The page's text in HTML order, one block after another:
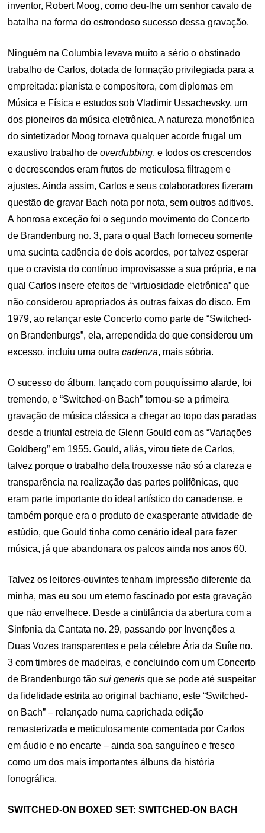
inventor, Robert Moog, como deu-lhe um senhor cavalo de
batalha na forma do estrondoso sucesso dessa gravação.
Ninguém na Columbia levava muito a sério o obstinado
trabalho de Carlos, dotada de formação privilegiada para a
empreitada: pianista e compositora, com diplomas em
Música e Física e estudos sob Vladimir Ussachevsky, um
dos pioneiros da música eletrônica. A natureza monofônica
do sintetizador Moog tornava qualquer acorde frugal um
exaustivo trabalho deoverdubbing, e todos os crescendos
e decrescendos eram frutos de meticulosa filtragem e
ajustes. Ainda assim, Carlos e seus colaboradores fizeram
questão de gravar Bach nota por nota, sem outros aditivos.
A honrosa exceção foi o segundo movimento do Concerto
de Brandenburg no. 3, para o qual Bach forneceu somente
uma sucinta cadência de dois acordes, por talvez esperar
que o cravista do contínuo improvisasse a sua própria, e na
qual Carlos insere efeitos de “virtuosidade eletrônica” que
não considerou apropriados às outras faixas do disco. Em
1979, ao relançar este Concerto como parte de “Switched-
on Brandenburgs”, ela, arrependida do que considerou um
excesso, incluiu uma outracadenza, mais sóbria.
O sucesso do álbum, lançado com pouquíssimo alarde, foi
tremendo, e “Switched-on Bach” tornou-se a primeira
gravação de música clássica a chegar ao topo das paradas
desde a triunfal estreia de Glenn Gould com as “Variações
Goldberg” em 1955. Gould, aliás, virou tiete de Carlos,
talvez porque o trabalho dela trouxesse não só a clareza e
transparência na realização das partes polifônicas, que
eram parte importante do ideal artístico do canadense, e
também porque era o produto de exasperante atividade de
estúdio, que Gould tinha como cenário ideal para fazer
música, já que abandonara os palcos ainda nos anos 60.
Talvez os leitores-ouvintes tenham impressão diferente da
minha, mas eu sou um eterno fascinado por esta gravação
que não envelhece. Desde a cintilância da abertura com a
Sinfonia da Cantata no. 29, passando por Invenções a
Duas Vozes transparentes e pela célebre Ária da Suíte no.
3 com timbres de madeiras, e concluindo com um Concerto
de Brandenburgo tãosui generis que se pode até suspeitar
da fidelidade estrita ao original bachiano, este “Switched-
on Bach” – relançado numa caprichada edição
remasterizada e meticulosamente comentada por Carlos
em áudio e no encarte – ainda soa sanguíneo e fresco
como um dos mais importantes álbuns da história
fonográfica.
SWITCHED-ON BOXED SET: SWITCHED-ON BACH